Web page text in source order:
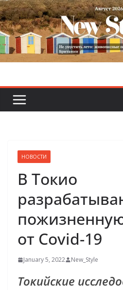
Skip
to
content
НОВОСТИ
В Токио
от Covid-19
January 5, 2022 New_Style
Токийские